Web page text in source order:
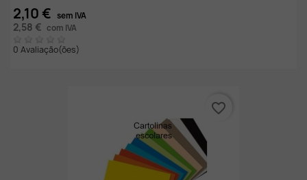
2,10 € sem IVA
2,58 € com IVA
0 Avaliação(ões)
favorite_border